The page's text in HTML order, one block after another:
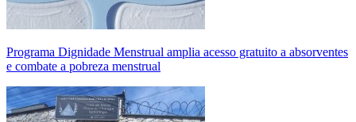
Programa Dignidade Menstrual amplia acesso gratuito a absorventes
e combate a pobreza menstrual